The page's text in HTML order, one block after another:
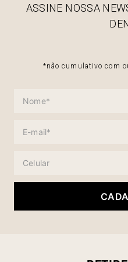
ASSINE NOSSA
*não cumulativo com